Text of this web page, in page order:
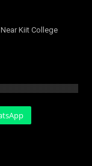
Kiit College